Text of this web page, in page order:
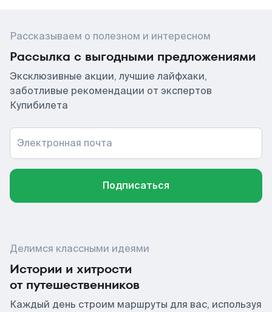
Рассказываем о полезном и интересном
Рассылка с выгодными предложениями
Эксклюзивные акции, лучшие лайфхаки,
заботливые рекомендации от экспертов
Купибилета
Электронная почта
Подписаться
Делимся классными идеями
Истории и хитрости
от путешественников
Каждый день строим маршруты для вас, используя